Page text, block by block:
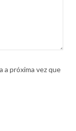
a próxima vez que